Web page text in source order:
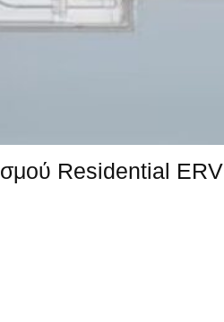
Residential ERV